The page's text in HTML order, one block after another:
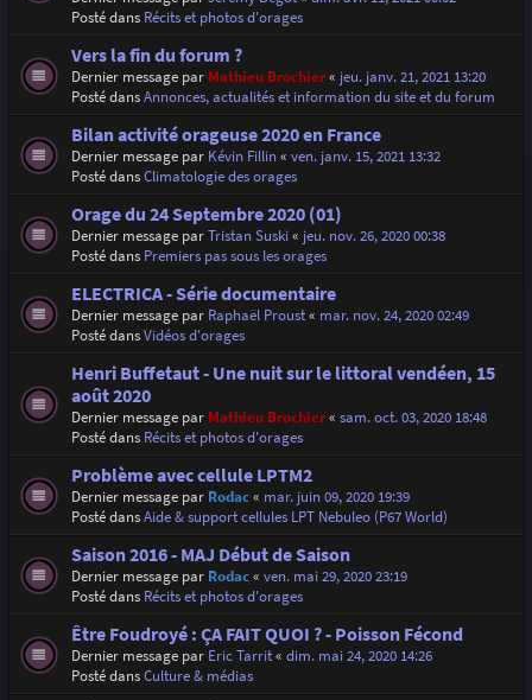
Posté dans Récits et photos d'orages
Vers la fin du forum ?
Dernier message par Mathieu Brochier« jeu. janv. 21, 2021 13:20
Posté dansAnnonces, actualités et information du site et du forum
Bilan activité orageuse 2020 en France
Dernier message par Kévin Fillin« ven. janv. 15, 2021 13:32
Posté dansClimatologie des orages
Orage du 24 Septembre 2020 (01)
Dernier message parTristan Suski« jeu. nov. 26, 2020 00:38
Posté dans Premiers pas sous les orages
ELECTRICA - Série documentaire
Dernier message par Raphaël Proust« mar. nov. 24, 2020 02:49
Posté dansVidéos d'orages
Henri Buffetaut - Une nuit sur le littoral vendéen, 15
août 2020
Dernier message par Mathieu Brochier« sam. oct. 03, 2020 18:48
Posté dans Récits et photos d'orages
Problème avec cellule LPTM2
Dernier message par Rodac« mar. juin 09, 2020 19:39
Posté dansAide & support cellules LPT Nebuleo (P67 World)
Saison 2016 - MAJ Début de Saison
Dernier message par Rodac« ven. mai 29, 2020 23:19
Posté dans Récits et photos d'orages
Être Foudroyé : ÇA FAIT QUOI ? - Poisson Fécond
Dernier message par Eric Tarrit« dim. mai 24, 2020 14:26
Posté dansCulture & médias